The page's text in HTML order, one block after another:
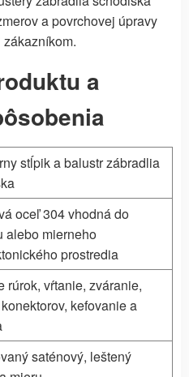
a povrchovej úpravy
a
stĺpik a balustr zábradlia
oceľ 304 vhodná do
alebo mierneho
prostredia
rúrok, vŕtanie, zváranie,
kefovanie a
saténový, leštený